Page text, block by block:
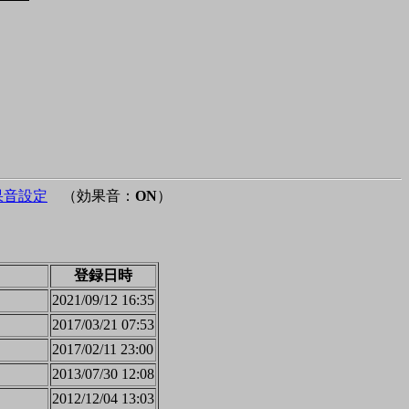
設定 （効果音： ON）
登録日時
2021/09/12 16:35
2017/03/21 07:53
2017/02/11 23:00
2013/07/30 12:08
2012/12/04 13:03